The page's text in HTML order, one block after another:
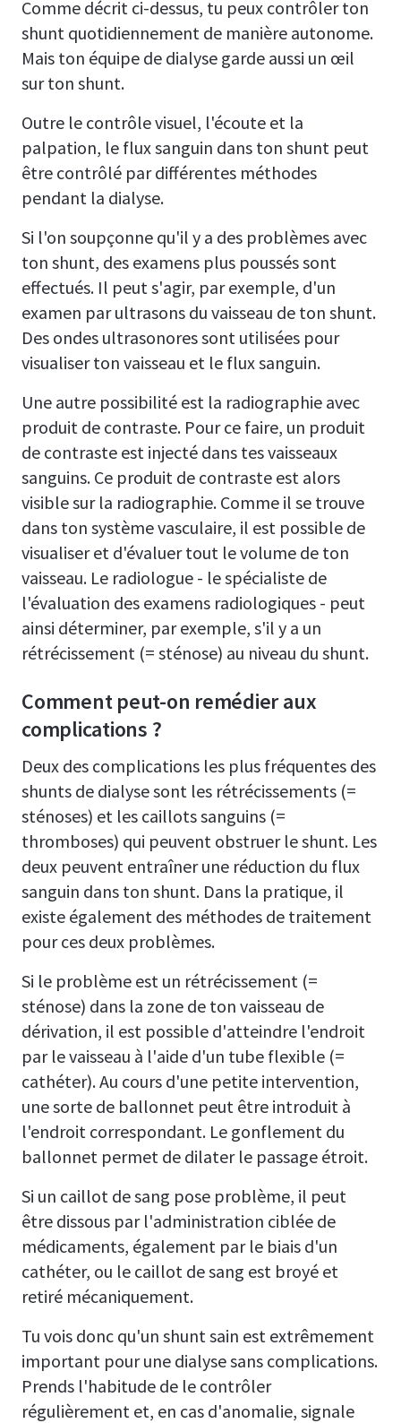
Comme décrit ci-dessus, tu peux contrôler ton
shunt quotidiennement de manière autonome.
Mais ton équipe de dialyse garde aussi un œil
sur ton shunt.
Outre le contrôle visuel, l'écoute et la
palpation, le flux sanguin dans ton shunt peut
être contrôlé par différentes méthodes
pendant la dialyse.
Si l'on soupçonne qu'il y a des problèmes avec
ton shunt, des examens plus poussés sont
effectués. Il peut s'agir, par exemple, d'un
examen par ultrasons du vaisseau de ton shunt.
Des ondes ultrasonores sont utilisées pour
visualiser ton vaisseau et le flux sanguin.
Une autre possibilité est la radiographie avec
produit de contraste. Pour ce faire, un produit
de contraste est injecté dans tes vaisseaux
sanguins. Ce produit de contraste est alors
visible sur la radiographie. Comme il se trouve
dans ton système vasculaire, il est possible de
visualiser et d'évaluer tout le volume de ton
vaisseau. Le radiologue - le spécialiste de
l'évaluation des examens radiologiques - peut
ainsi déterminer, par exemple, s'il y a un
rétrécissement (= sténose) au niveau du shunt.
Comment peut-on remédier aux
complications ?
Deux des complications les plus fréquentes des
shunts de dialyse sont les rétrécissements (=
sténoses) et les caillots sanguins (=
thromboses) qui peuvent obstruer le shunt. Les
deux peuvent entraîner une réduction du flux
sanguin dans ton shunt. Dans la pratique, il
existe également des méthodes de traitement
pour ces deux problèmes.
Si le problème est un rétrécissement (=
sténose) dans la zone de ton vaisseau de
dérivation, il est possible d'atteindre l'endroit
par le vaisseau à l'aide d'un tube flexible (=
cathéter). Au cours d'une petite intervention,
une sorte de ballonnet peut être introduit à
l'endroit correspondant. Le gonflement du
ballonnet permet de dilater le passage étroit.
Si un caillot de sang pose problème, il peut
être dissous par l'administration ciblée de
médicaments, également par le biais d'un
cathéter, ou le caillot de sang est broyé et
retiré mécaniquement.
Tu vois donc qu'un shunt sain est extrêmement
important pour une dialyse sans complications.
Prends l'habitude de le contrôler
régulièrement et, en cas d'anomalie, signale